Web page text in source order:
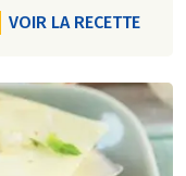
VOIR LA RECETTE